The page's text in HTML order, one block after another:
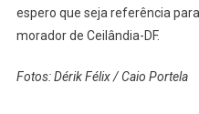
espero que seja referência
morador de Ceilândia-DF.
Fotos: Dérik Félix / Caio Portela